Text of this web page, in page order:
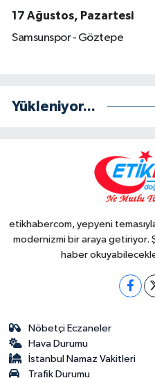
17 Ağustos, Pazartesi
Samsunspor - Göztepe
Yükleniyor...
etikhabercom, yepyeni
modernizmi bir araya getiriyor.
haber
Nöbetçi Eczaneler
Hava Durumu
İstanbul Namaz Vakitleri
Trafik Durumu